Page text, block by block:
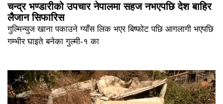
चन्द्र भण्डारीको उपचार नेपालमा सहज नभएपछि देश बाहिर
लैजान सिफारिस
गुल्मिन्युज खाना पकाउने ग्याँस लिक भएर बिष्फोट पछि आगलागी भएपछि
गम्भीर घाइते बनेका गुल्मी-१ का